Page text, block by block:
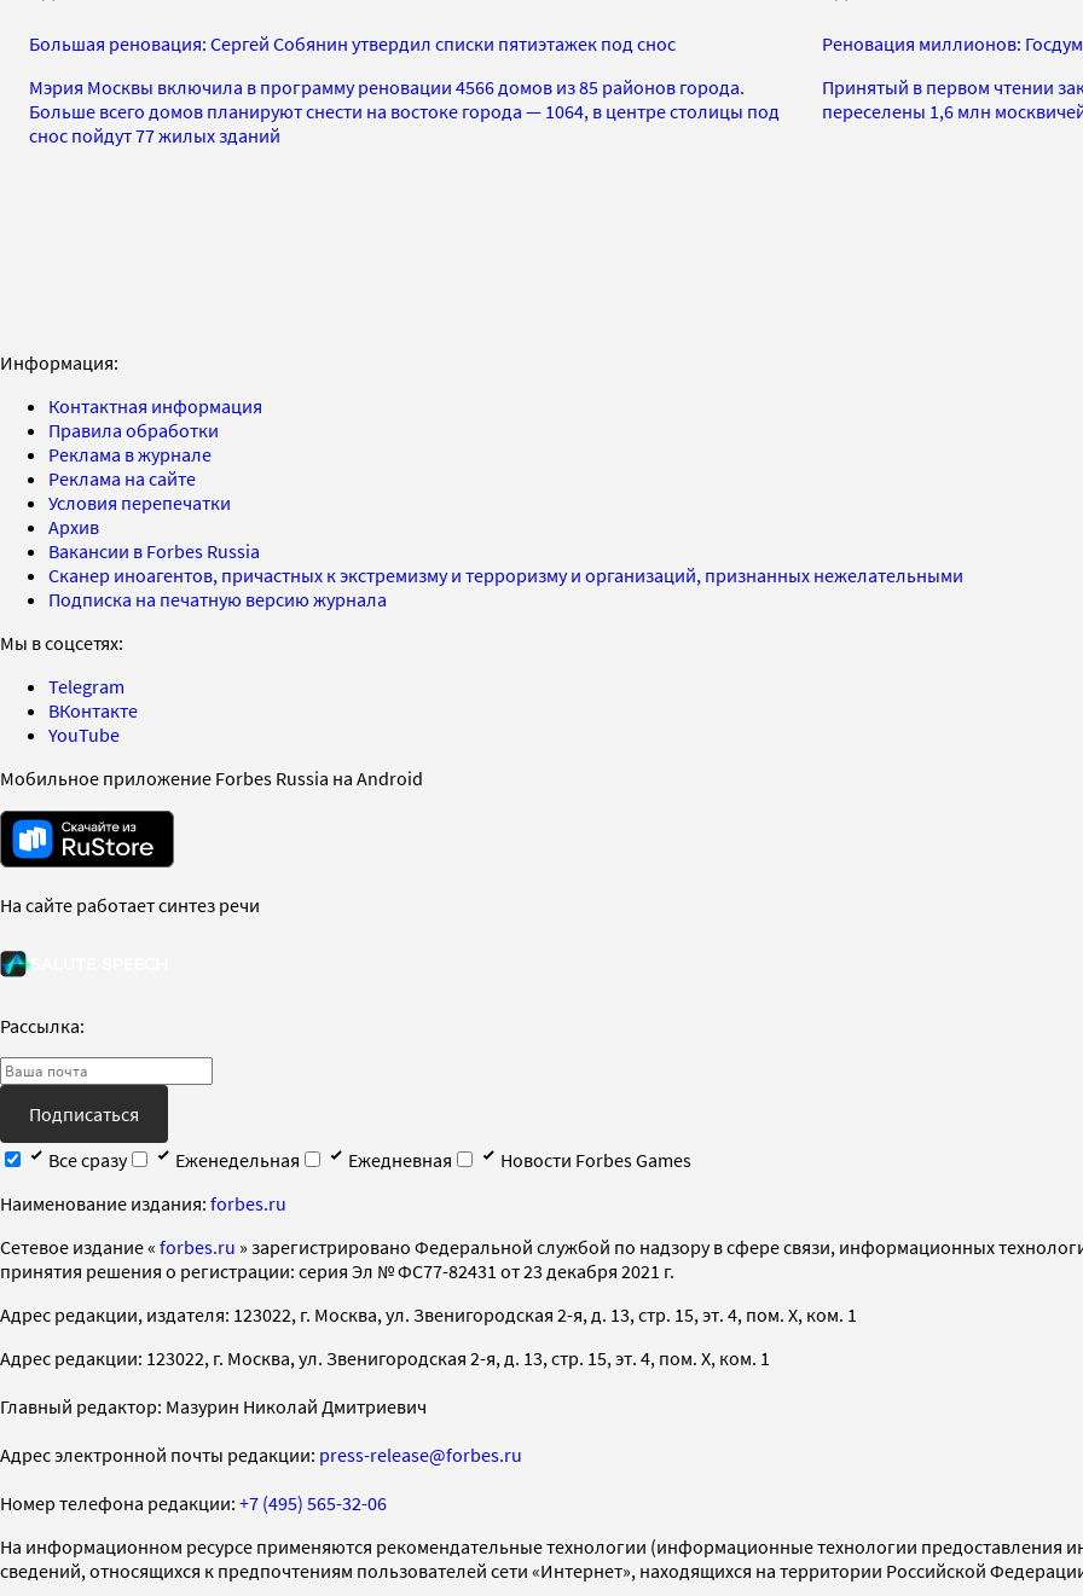
Большая реновация: Сергей Собянин утвердил списки пятиэтажек под снос
Мэрия Москвы включила в программу реновации 4566 домов из 85 районов города.
Больше всего домов планируют снести на востоке города — 1064, в центре столицы под
снос пойдут 77 жилых зданий
Реновация миллионов:
Принятый в первом чтении
переселены 1,6 млн
Информация:
Контактная информация
Правила обработки
Реклама в журнале
Реклама на сайте
Условия перепечатки
Архив
Вакансии в Forbes Russia
Сканер иноагентов, причастных к экстремизму и терроризму и организаций, признанных нежелательными
Подписка на печатную версию журнала
Мы в соцсетях:
Telegram
ВКонтакте
YouTube
Мобильное приложение Forbes Russia на Android
На сайте работает синтез речи
Рассылка:
Подписаться
Все сразу
Еженедельная Ежедневная
Новости Forbes Games
Наименование издания: forbes.ru
Cетевое издание « forbes.ru » зарегистрировано Федеральной службой по надзору в сфере связи, информационных
принятия решения о регистрации: серия Эл № ФС77-82431 от 23 декабря 2021 г.
Адрес редакции, издателя: 123022, г. Москва, ул. Звенигородская 2-я, д. 13, стр. 15, эт. 4, пом. X, ком. 1
Адрес редакции: 123022, г. Москва, ул. Звенигородская 2-я, д. 13, стр. 15, эт. 4, пом. X, ком. 1
Главный редактор: Мазурин Николай Дмитриевич
Адрес электронной почты редакции: press-release@forbes.ru
Номер телефона редакции: +7 (495) 565-32-06
На информационном ресурсе применяются рекомендательные технологии (информационные технологии предоставления
сведений, относящихся к предпочтениям пользователей сети «Интернет», находящихся на территории Российской